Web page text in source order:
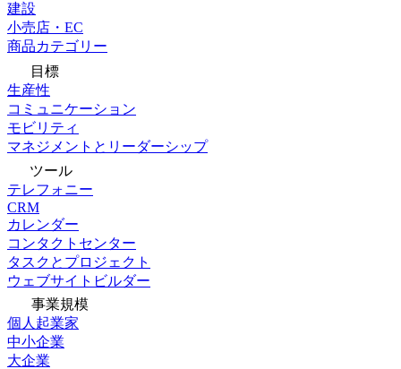
建設
小売店・EC
商品カテゴリー
目標
生産性
コミュニケーション
モビリティ
マネジメントとリーダーシップ
ツール
テレフォニー
CRM
カレンダー
コンタクトセンター
タスクとプロジェクト
ウェブサイトビルダー
事業規模
個人起業家
中小企業
大企業